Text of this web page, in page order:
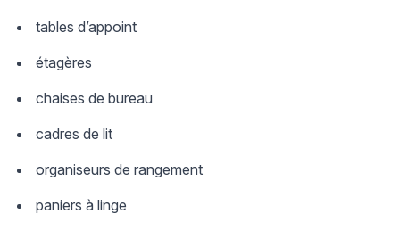
tables d’appoint
étagères
chaises de bureau
cadres de lit
organiseurs de rangement
paniers à linge